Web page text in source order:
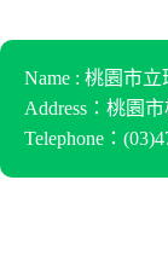
Name : 桃園市立
Address：桃園
Telephone：